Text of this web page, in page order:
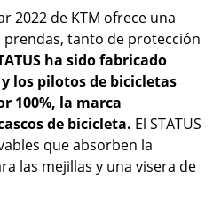
2022 de KTM ofrece una
tanto de protección
ha sido fabricado
los pilotos de bicicletas
100%, la marca
de bicicleta. El STATUS
que absorben la
las mejillas y una visera de